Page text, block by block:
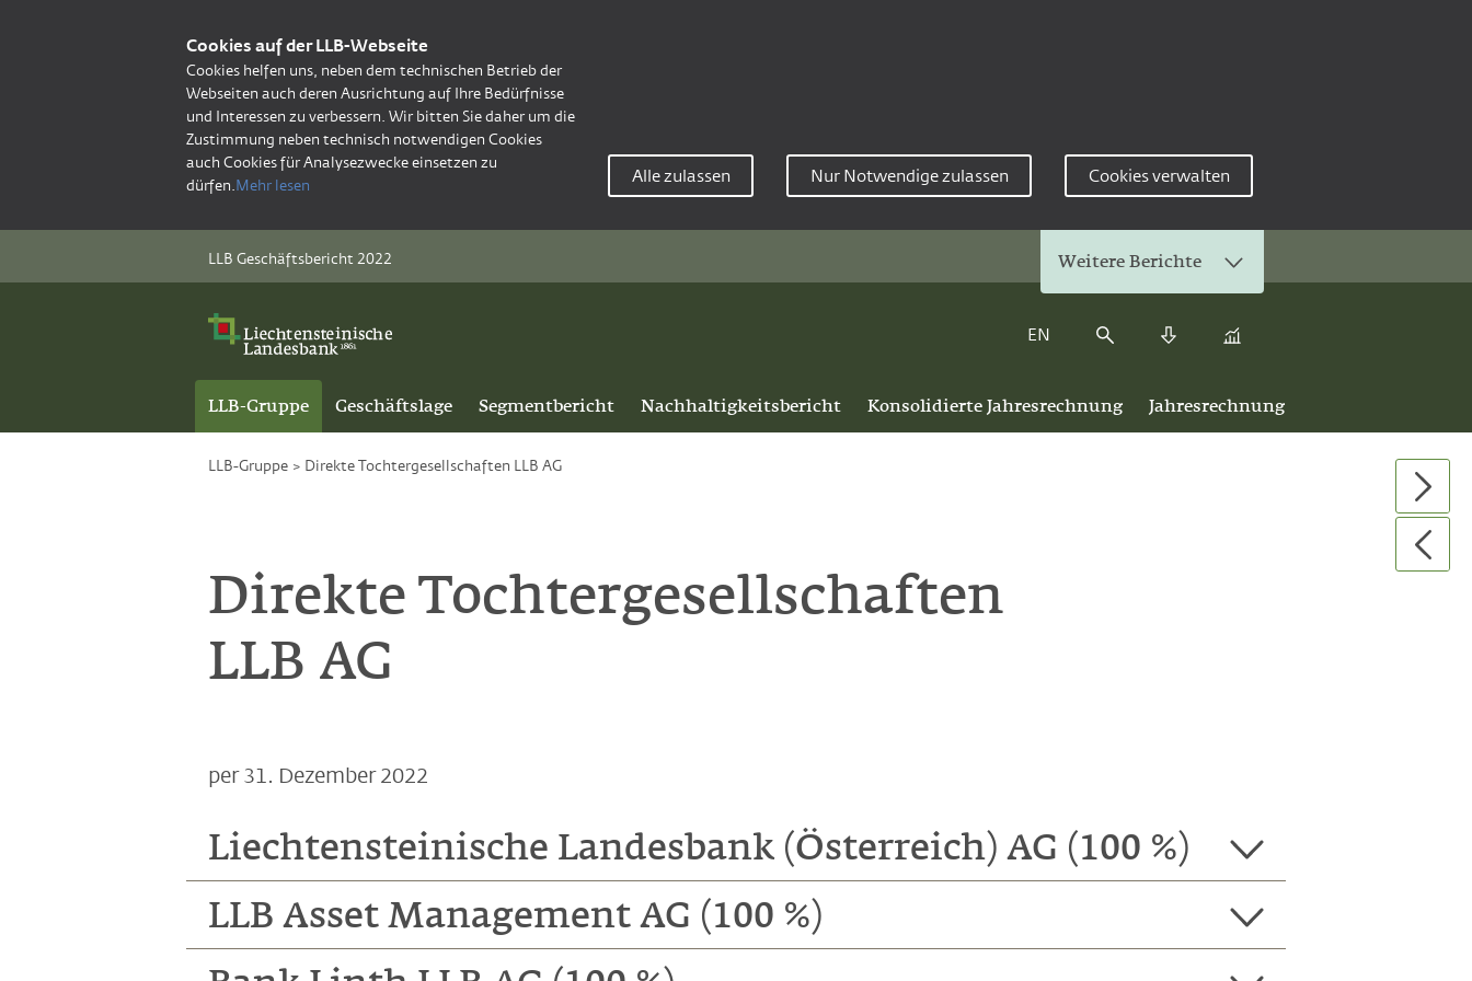
Cookies auf der LLB-Webseite
Cookies helfen uns, neben dem technischen Betrieb der
Webseiten auch deren Ausrichtung auf Ihre Bedürfnisse
und Interessen zu verbessern. Wir bitten Sie daher um die
Zustimmung neben technisch notwendigen Cookies
auch Cookies für Analysezwecke einsetzen zu
dürfen. Mehr lesen
Alle zulassen Nur Notwendige zulassen Cookies verwalten
LLB Geschäftsbericht 2022 Weitere Berichte
EN
LLB-Gruppe Geschäftslage Segmentbericht Nachhaltigkeitsbericht Konsolidierte Jahresrechnung Jahresrechnung
LLB-Gruppe > Direkte Tochtergesellschaften LLB AG
Direkte Tochtergesellschaften
LLB AG
per 31. Dezember 2022
Liechtensteinische Landesbank (Österreich) AG (100 %)
Aufsichtsrat
LLB Asset Management AG (100 %)